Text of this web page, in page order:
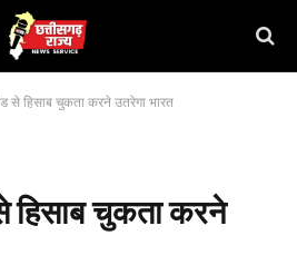
हिसाब चुकता करने उतरेगा भारत
चुकता करने